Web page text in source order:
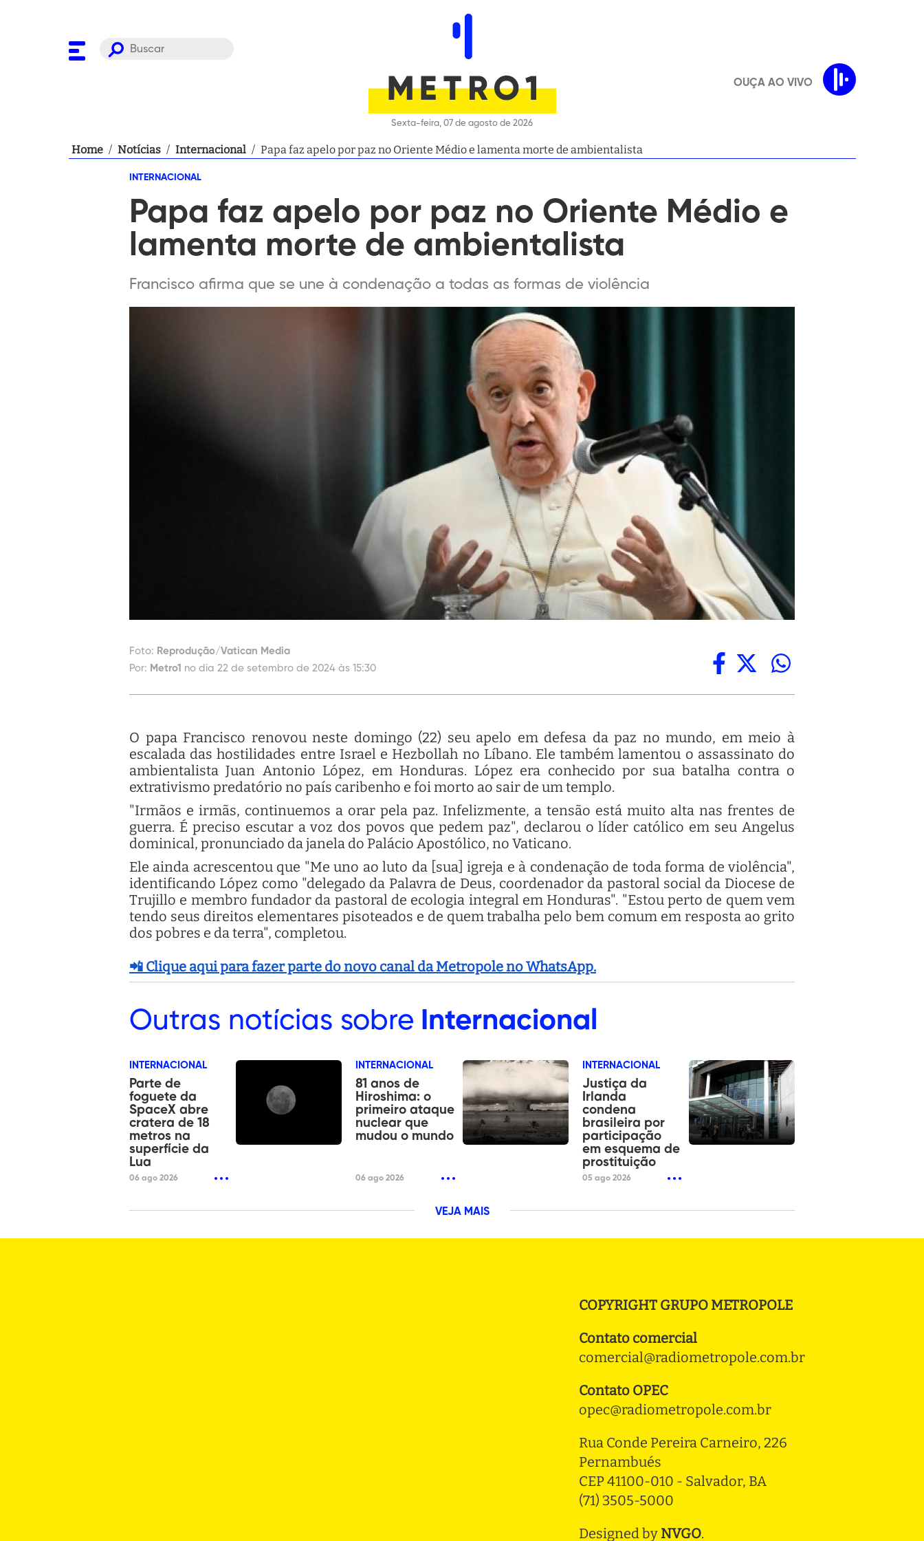
Sexta-feira, 07 de agosto de 2026
OUÇA AO VIVO
Home / Notícias / Internacional / Papa faz apelo por paz no Oriente Médio e lamenta morte de ambientalista
INTERNACIONAL
Papa faz apelo por paz no Oriente Médio e
lamenta morte de ambientalista
Francisco afirma que se une à condenação a todas as formas de violência
Foto: Reprodução/Vatican Media
Por: Metro1 no dia 22 de setembro de 2024 às 15:30
O papa Francisco renovou neste domingo (22) seu apelo em defesa da paz no mundo, em meio à
escalada das hostilidades entre Israel e Hezbollah no Líbano. Ele também lamentou o assassinato do
ambientalista Juan Antonio López, em Honduras. López era conhecido por sua batalha contra o
extrativismo predatório no país caribenho e foi morto ao sair de um templo.
"Irmãos e irmãs, continuemos a orar pela paz. Infelizmente, a tensão está muito alta nas frentes de
guerra. É preciso escutar a voz dos povos que pedem paz", declarou o líder católico em seu Angelus
dominical, pronunciado da janela do Palácio Apostólico, no Vaticano.
Ele ainda acrescentou que "Me uno ao luto da [sua] igreja e à condenação de toda forma de violência",
identificando López como "delegado da Palavra de Deus, coordenador da pastoral social da Diocese de
Trujillo e membro fundador da pastoral de ecologia integral em Honduras". "Estou perto de quem vem
tendo seus direitos elementares pisoteados e de quem trabalha pelo bem comum em resposta ao grito
dos pobres e da terra", completou.
📲 Clique aqui para fazer parte do novo canal da Metropole no WhatsApp.
Outras notícias sobre Internacional
INTERNACIONAL
Parte de
foguete da
SpaceX abre
cratera de 18
metros na
superfície da
Lua
06 ago 2026
INTERNACIONAL
81 anos de
Hiroshima: o
primeiro ataque
nuclear que
mudou o mundo
06 ago 2026
INTERNACIONAL
Justiça da
Irlanda
condena
brasileira por
participação
em esquema de
prostituição
05 ago 2026
VEJA MAIS
COPYRIGHT GRUPO METROPOLE
Contato comercial
comercial@radiometropole.com.br
Contato OPEC
opec@radiometropole.com.br
Rua Conde Pereira Carneiro, 226
Pernambués
CEP 41100-010 - Salvador, BA
(71) 3505-5000
Designed by NVGO.